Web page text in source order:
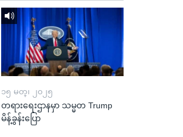
၁၅ မတ္၊ ၂၀၂၅
တရားရေးဌာနမှာ သမ္မတ Trump
မိန့်ခွန်းပြော